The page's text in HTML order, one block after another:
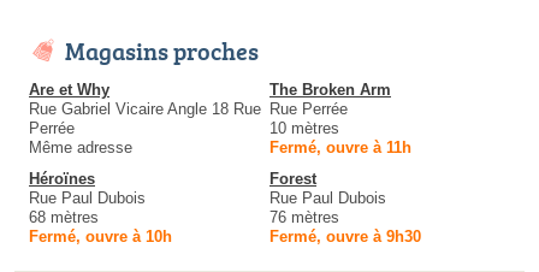
Magasins proches
Are et Why
Rue Gabriel Vicaire Angle 18 Rue
Perrée
Même adresse
The Broken Arm
Rue Perrée
10 mètres
Fermé, ouvre à 11h
Héroïnes
Rue Paul Dubois
68 mètres
Fermé, ouvre à 10h
Forest
Rue Paul Dubois
76 mètres
Fermé, ouvre à 9h30